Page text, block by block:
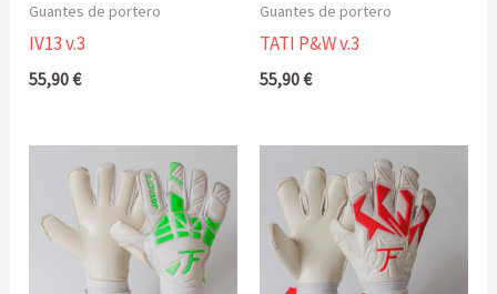
Guantes de portero
IV13 v.3
55,90€
Guantes de portero
TATI P&W v.3
55,90€